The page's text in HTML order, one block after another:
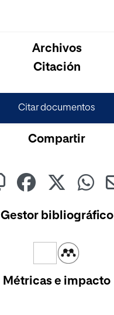
Archivos
Citación
Citar documentos
Compartir
Gestor bibliográfico
Métricas e impacto